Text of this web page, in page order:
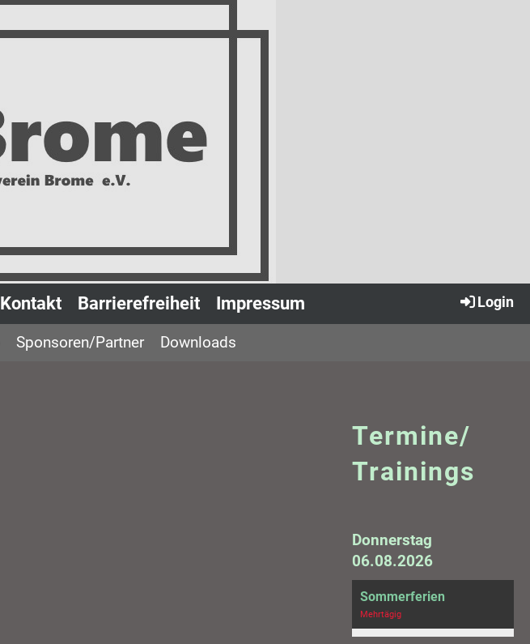
Kontakt Barrierefreiheit Impressum Login
Sponsoren/Partner Downloads
Termine/
Trainings
Donnerstag
06.08.2026
Sommerferien
Mehrtägig